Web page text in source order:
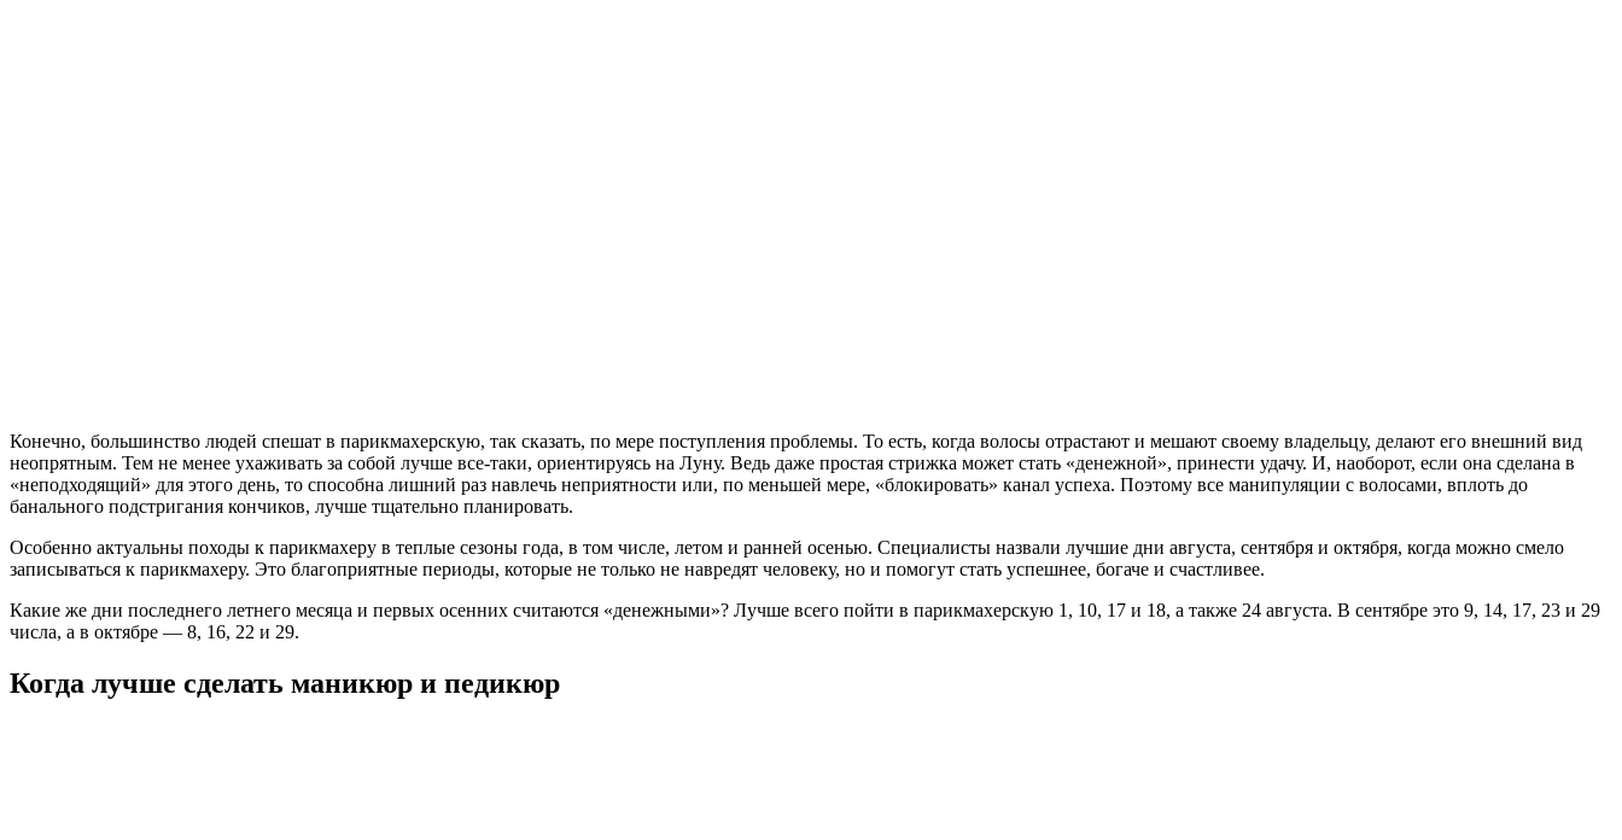
Конечно, большинство людей спешат в парикмахерскую, так сказать, по мере поступления проблемы. То есть, когда волосы отрастают и мешают своему владельцу, делают его внешний вид
неопрятным. Тем не менее ухаживать за собой лучше все-таки, ориентируясь на Луну. Ведь даже простая стрижка может стать «денежной», принести удачу. И, наоборот, если она сделана в
«неподходящий» для этого день, то способна лишний раз навлечь неприятности или, по меньшей мере, «блокировать» канал успеха. Поэтому все манипуляции с волосами, вплоть до
банального подстригания кончиков, лучше тщательно планировать.
Особенно актуальны походы к парикмахеру в теплые сезоны года, в том числе, летом и ранней осенью. Специалисты назвали лучшие дни августа, сентября и октября, когда можно смело
записываться к парикмахеру. Это благоприятные периоды, которые не только не навредят человеку, но и помогут стать успешнее, богаче и счастливее.
Какие же дни последнего летнего месяца и первых осенних считаются «денежными»? Лучше всего пойти в парикмахерскую 1, 10, 17 и 18, а также 24 августа. В сентябре это 9, 14, 17, 23 и 29
числа, а в октябре — 8, 16, 22 и 29.
Когда лучше сделать маникюр и педикюр